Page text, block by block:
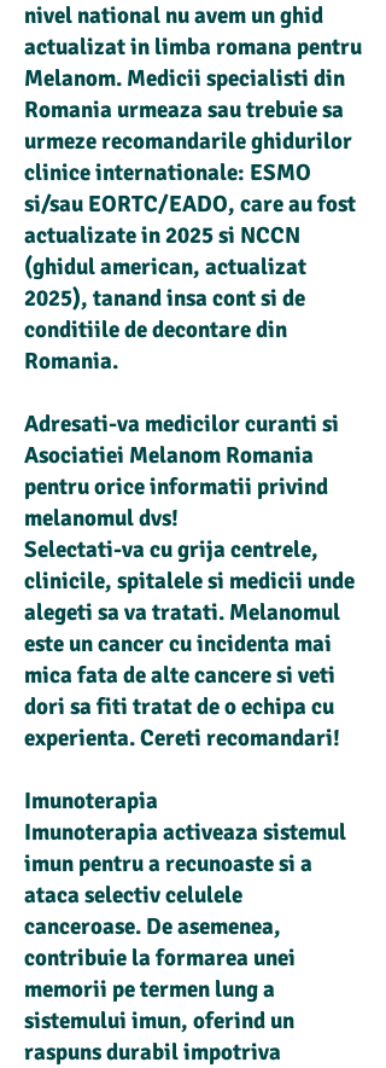
nivel national nu avem un ghid
actualizat in limba romana pentru
Melanom. Medicii specialisti din
Romania urmeaza sau trebuie sa
urmeze recomandarile ghidurilor
clinice internationale: ESMO
si/sau EORTC/EADO, care au fost
actualizate in 2025 si NCCN
(ghidul american, actualizat
2025), tanand insa cont si de
conditiile de decontare din
Romania.
Adresati-va medicilor curanti si
Asociatiei Melanom Romania
pentru orice informatii privind
melanomul dvs!
Selectati-va cu grija centrele,
clinicile, spitalele si medicii unde
alegeti sa va tratati. Melanomul
este un cancer cu incidenta mai
mica fata de alte cancere si veti
dori sa fiti tratat de o echipa cu
experienta. Cereti recomandari!
Imunoterapia
Imunoterapia activeaza sistemul
imun pentru a recunoaste si a
ataca selectiv celulele
canceroase. De asemenea,
contribuie la formarea unei
memorii pe termen lung a
sistemului imun, oferind un
raspuns durabil impotriva